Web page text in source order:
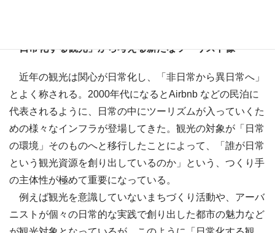
「日常化する観光」から考える新たなツーリスト像
近年の観光は関心が日常化し、「非日常から異日常へ」
とよく称される。2000年代になるとAirbnb などの民泊に
代表されるように、日常の中にツーリズムが入っていくた
めの様々なインフラが登場してきた。観光の対象が「日常
の環境」そのものへと移行したことによって、「誰が日常
という観光資源を創り出しているのか」という、つくり手
の主体性が極めて重要になっている。
例えば観光を意識していないまちづくり活動や、アーバ
ニストが個々の日常的な実践で創り出した都市の魅力など